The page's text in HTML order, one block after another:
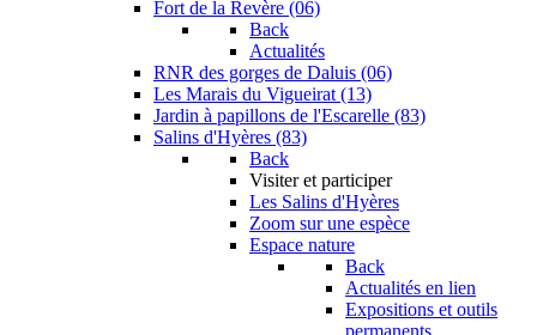
Fort de la Revère (06)
Back
Actualités
RNR des gorges de Daluis (06)
Les Marais du Vigueirat (13)
Jardin à papillons de l'Escarelle (83)
Salins d'Hyères (83)
Back
Visiter et participer
Les Salins d'Hyères
Zoom sur une espèce
Espace nature
Back
Actualités en lien
Expositions et outils
permanents